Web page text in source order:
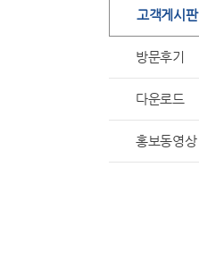
고객게시판
방문후기
다운로드
홍보동영상